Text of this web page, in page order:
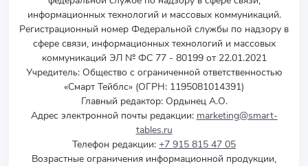
информационных технологий и массовых коммуникаций.
Регистрационный номер Федеральной службы по надзору в
сфере связи, информационных технологий и массовых
коммуникаций ЭЛ № ФС 77 - 80199 от 22.01.2021
Учредитель: Общество с ограниченной ответственностью
«Смарт Тейблс» (ОГРН: 1195081014391)
Главный редактор: Ордынец А.О.
Адрес электронной почты редакции: marketing@smart-
tables.ru
Телефон редакции: +7 915 815 47 05
Возрастные ограничения информационной продукции,